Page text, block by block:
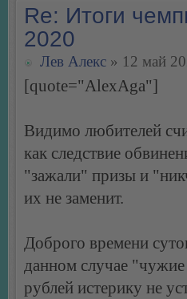
Re: Итоги
2020
Лев Алекс » 12 май
[quote="AlexAga"]
Видимо любителей
как следствие
"зажали" призы и
их не заменит.
Доброго времени
данном случае
рублей истерику не